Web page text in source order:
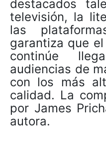
destacados
televisión, la
las
garantiza que
continúe
audiencias de
con los más
calidad. La
por James
autora.